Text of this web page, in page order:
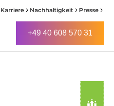
Karriere Nachhaltigkeit Presse
+49 40 608 570 31
+49 40 608 570 31